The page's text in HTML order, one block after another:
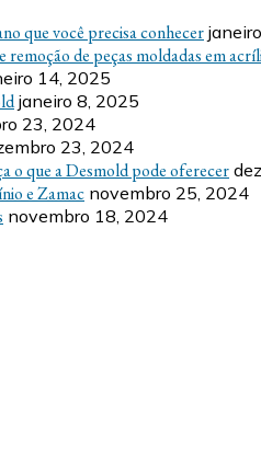
que você precisa conhecer
de peças moldadas em
14, 2025
janeiro 8, 2025
23, 2024
23, 2024
o que a Desmold pode oferecer
e Zamac novembro 25, 2024
novembro 18, 2024